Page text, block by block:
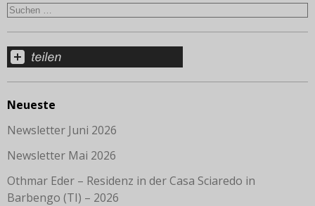
Neueste
Newsletter Juni 2026
Newsletter Mai 2026
Othmar Eder – Residenz in der Casa Sciaredo in
Barbengo (TI) – 2026